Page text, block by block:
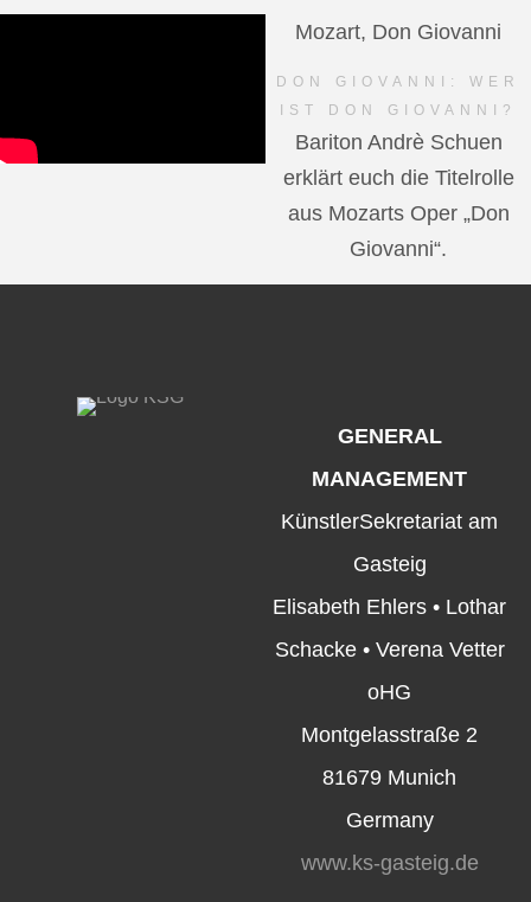
Mozart, Don Giovanni
DON GIOVANNI: WER
IST DON GIOVANNI?
Bariton Andrè Schuen
erklärt euch die Titelrolle
aus Mozarts Oper „Don
Giovanni“.
GENERAL
MANAGEMENT
KünstlerSekretariat am
Gasteig
Elisabeth Ehlers • Lothar
Schacke • Verena Vetter
oHG
Montgelasstraße 2
81679 Munich
Germany
www.ks-gasteig.de